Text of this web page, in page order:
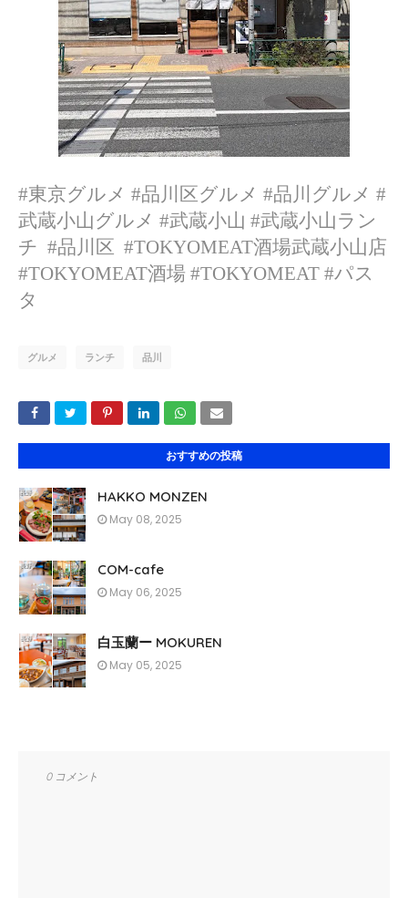
#東京グルメ #品川区グルメ #品川グルメ #
武蔵小山グルメ #武蔵小山 #武蔵小山ラン
チ #品川区 #TOKYOMEAT酒場武蔵小山店
#TOKYOMEAT酒場 #TOKYOMEAT #パス
タ
グルメ ランチ 品川
おすすめの投稿
HAKKO MONZEN
May 08, 2025
COM-cafe
May 06, 2025
白玉蘭ー MOKUREN
May 05, 2025
0 コメント